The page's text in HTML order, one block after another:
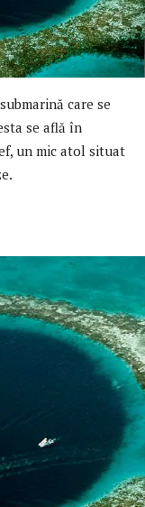
care se
se află în
un mic atol situat